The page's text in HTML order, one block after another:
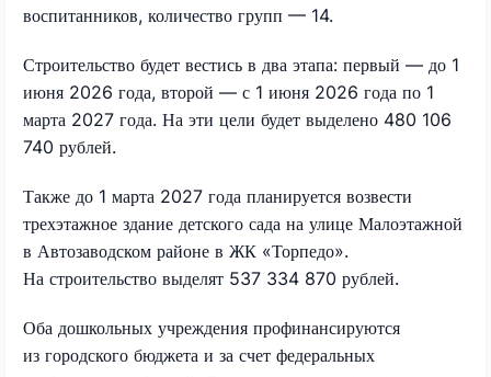
воспитанников, количество групп — 14.
Строительство будет вестись в два этапа: первый — до 1
июня 2026 года, второй — с 1 июня 2026 года по 1
марта 2027 года. На эти цели будет выделено 480 106
740 рублей.
Также до 1 марта 2027 года планируется возвести
трехэтажное здание детского сада на улице Малоэтажной
в Автозаводском районе в ЖК «Торпедо».
На строительство выделят 537 334 870 рублей.
Оба дошкольных учреждения профинансируются
из городского бюджета и за счет федеральных